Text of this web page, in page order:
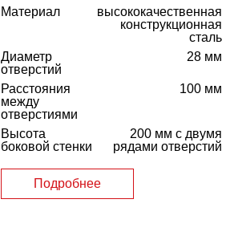
Материал
высококачественная
конструкционная
сталь
Диаметр
отверстий
28 мм
Расстояния
между
отверстиями
100 мм
Высота
боковой стенки
200 мм с двумя
рядами отверстий
Подробнее